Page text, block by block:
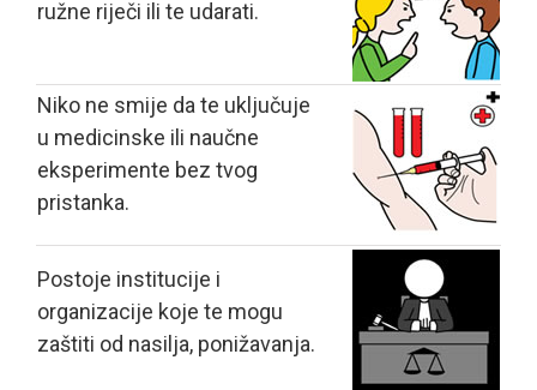
ružne riječi ili te udarati.
Niko ne smije da te uključuje
u medicinske ili naučne
eksperimente bez tvog
pristanka.
Postoje institucije i
organizacije koje te mogu
zaštiti od nasilja, ponižavanja.